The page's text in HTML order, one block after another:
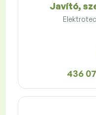
Javító,
436